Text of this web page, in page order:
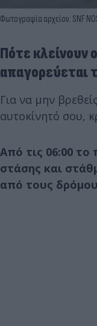
Φωτογραφία αρχείου: SNF
Πότε κλείνουν
απαγορεύεται
Για να μην
αυτοκίνητό σου,
Από τις 06:00 το
στάσης και
από τους